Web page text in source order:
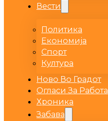
Вести
Политика
Економија
Спорт
Култура
Ново Во Градот
Огласи За Работа
Хроника
Забава